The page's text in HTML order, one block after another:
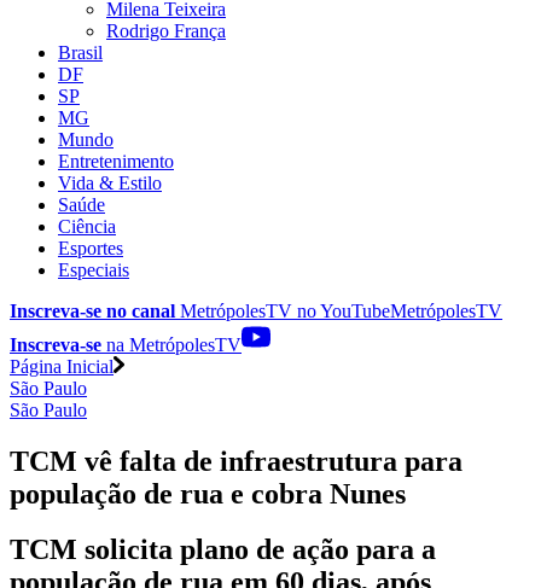
Milena Teixeira
Rodrigo França
Brasil
DF
SP
MG
Mundo
Entretenimento
Vida & Estilo
Saúde
Ciência
Esportes
Especiais
Inscreva-se no canal MetrópolesTV noYouTubeMetrópolesTV
Inscreva-se na MetrópolesTV
Página Inicial
São Paulo
São Paulo
TCM vê falta de infraestrutura para
população de rua e cobra Nunes
TCM solicita plano de ação para a